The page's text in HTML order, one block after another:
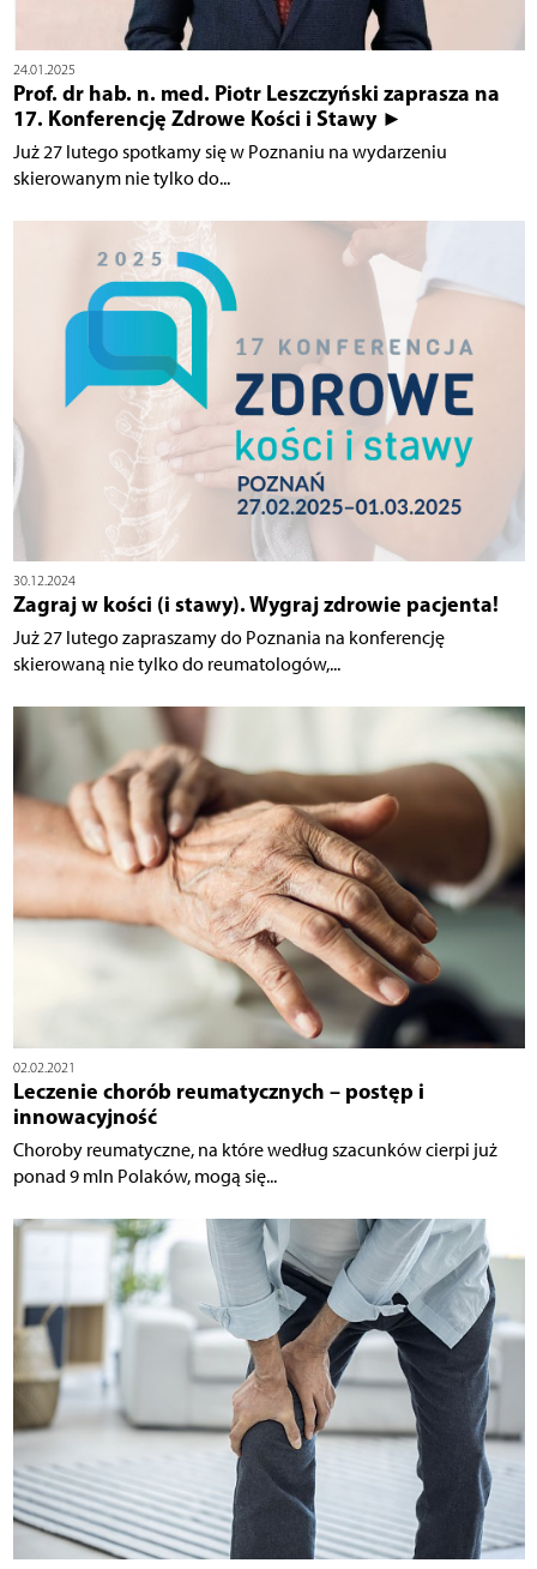
24.01.2025
Prof. dr hab. n. med. Piotr Leszczyński zaprasza na
17. Konferencję Zdrowe Kości i Stawy ►
Już 27 lutego spotkamy się w Poznaniu na wydarzeniu
skierowanym nie tylko do...
30.12.2024
Zagraj w kości (i stawy). Wygraj zdrowie pacjenta!
Już 27 lutego zapraszamy do Poznania na konferencję
skierowaną nie tylko do reumatologów,...
02.02.2021
Leczenie chorób reumatycznych – postęp i
innowacyjność
Choroby reumatyczne, na które według szacunków cierpi już
ponad 9 mln Polaków, mogą się...